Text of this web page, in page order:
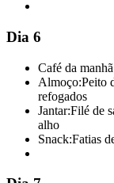
Dia 6
Café da
Almoço:Peito
refogados
Jantar:Filé de
alho
Snack:Fatias